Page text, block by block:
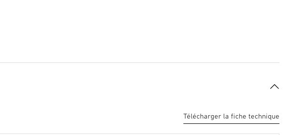
Télécharger la fiche technique